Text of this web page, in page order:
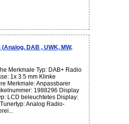
DAB , UWK, MW,
Merkmale Typ: DAB+ Radio
1x 3.5 mm Klinke
Merkmale: Anpassbarer
1988296 Display
LCD beleuchtetes Display:
Analog Radio-